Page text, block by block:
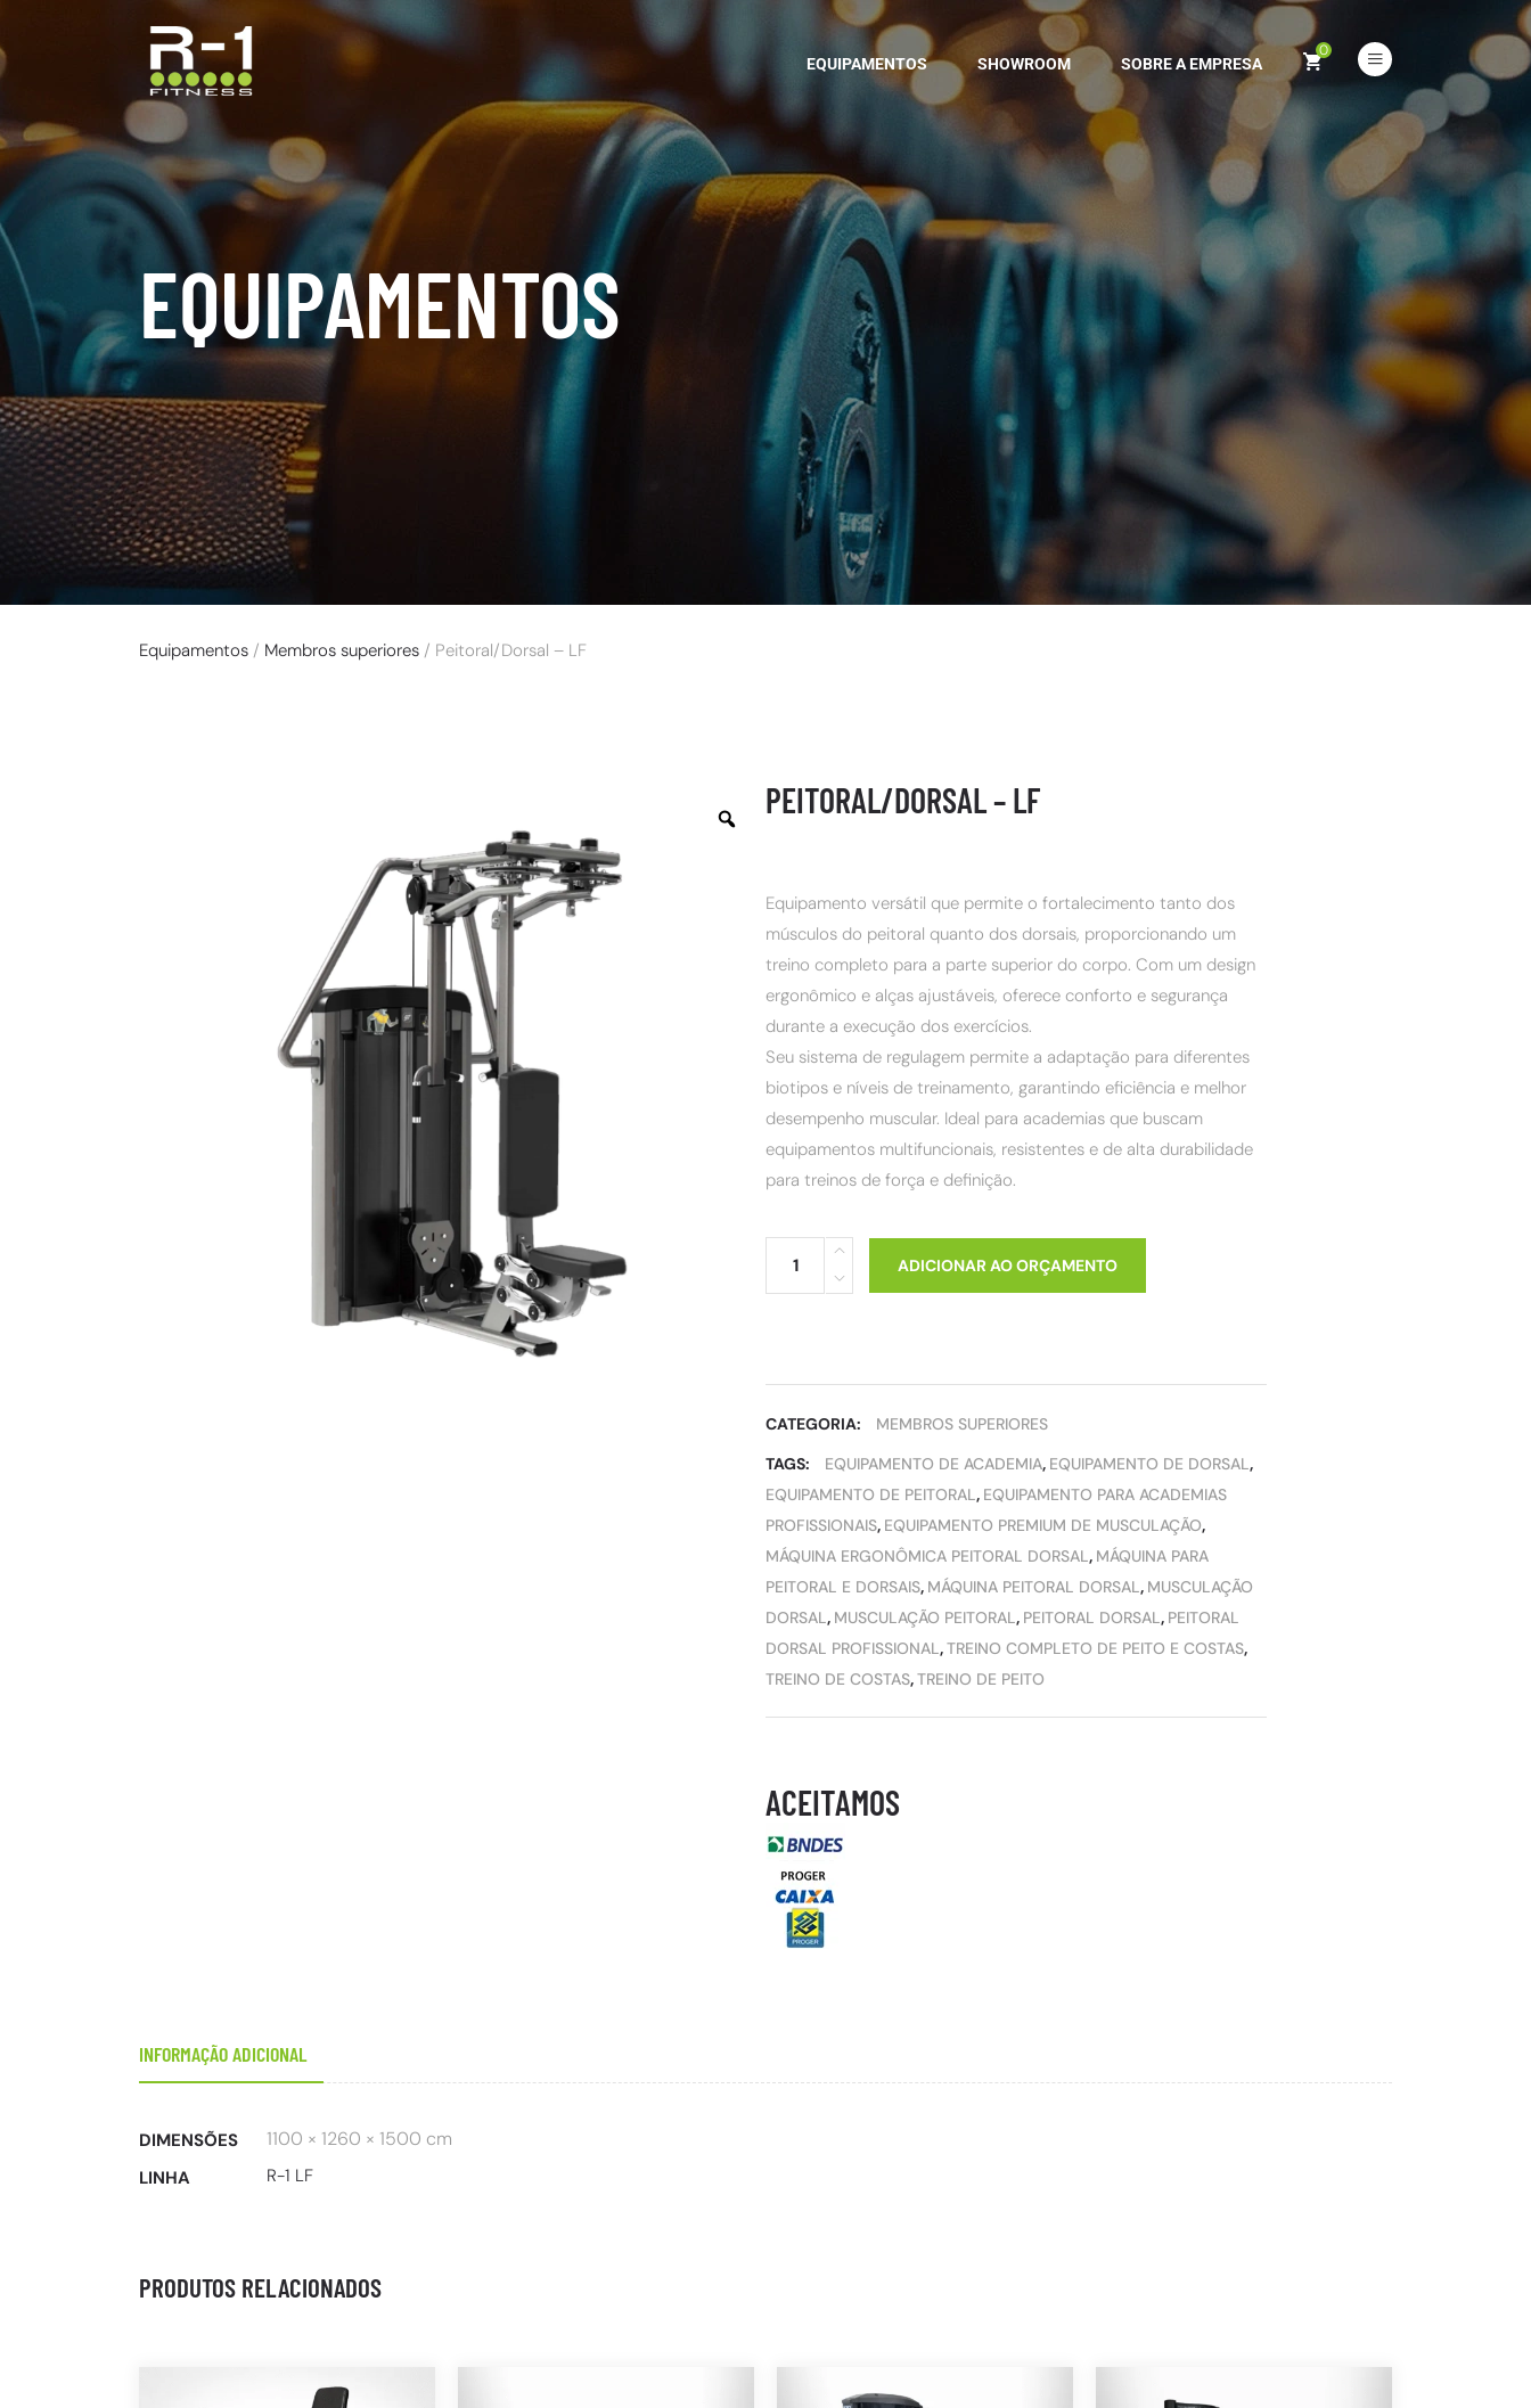
EQUIPAMENTOS SHOWROOM SOBRE A EMPRESA
0
EQUIPAMENTOS
Equipamentos / Membros superiores / Peitoral/Dorsal – LF
PEITORAL/DORSAL – LF
Equipamento versátil que permite o fortalecimento tanto dos
músculos do peitoral quanto dos dorsais, proporcionando um
treino completo para a parte superior do corpo. Com um design
ergonômico e alças ajustáveis, oferece conforto e segurança
durante a execução dos exercícios.
Seu sistema de regulagem permite a adaptação para diferentes
biotipos e níveis de treinamento, garantindo eficiência e melhor
desempenho muscular. Ideal para academias que buscam
equipamentos multifuncionais, resistentes e de alta durabilidade
para treinos de força e definição.
ADICIONAR AO ORÇAMENTO
CATEGORIA:
MEMBROS SUPERIORES
TAGS:
EQUIPAMENTO DE ACADEMIA, EQUIPAMENTO DE DORSAL,
EQUIPAMENTO DE PEITORAL, EQUIPAMENTO PARA ACADEMIAS
PROFISSIONAIS, EQUIPAMENTO PREMIUM DE MUSCULAÇÃO,
MÁQUINA ERGONÔMICA PEITORAL DORSAL, MÁQUINA PARA
PEITORAL E DORSAIS, MÁQUINA PEITORAL DORSAL, MUSCULAÇÃO
DORSAL, MUSCULAÇÃO PEITORAL, PEITORAL DORSAL, PEITORAL
DORSAL PROFISSIONAL,TREINO COMPLETO DE PEITO E COSTAS,
TREINO DE COSTAS,TREINO DE PEITO
ACEITAMOS
INFORMAÇÃO ADICIONAL
DIMENSÕES 1100 × 1260 × 1500 cm
LINHA R-1 LF
PRODUTOS RELACIONADOS